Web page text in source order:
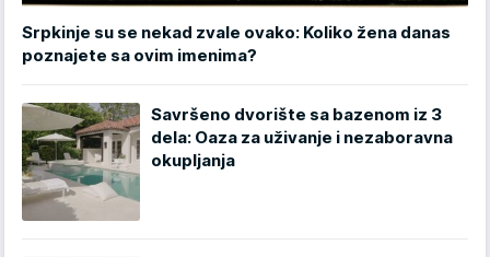
Srpkinje su se nekad zvale ovako: Koliko žena danas
poznajete sa ovim imenima?
Savršeno dvorište sa bazenom iz 3
dela: Oaza za uživanje i nezaboravna
okupljanja